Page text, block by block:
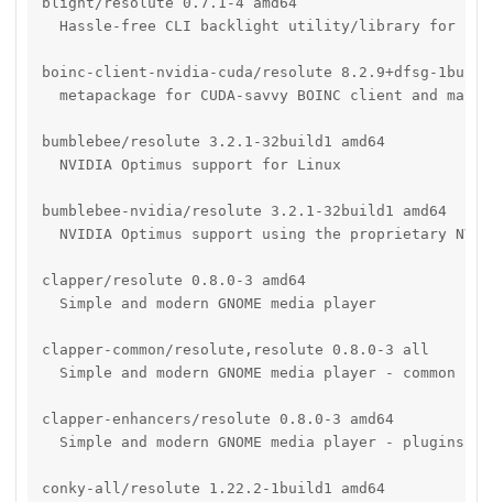
Hassle-free CLI backlight utility/library for
boinc-client-nvidia-cuda/resolute 8.2.9+dfsg-1build1
metapackage for CUDA-savvy BOINC client and
bumblebee/resolute 3.2.1-32build1 amd64
  NVIDIA Optimus support for Linux
bumblebee-nvidia/resolute 3.2.1-32build1 amd64
NVIDIA Optimus support using the proprietary
clapper/resolute 0.8.0-3 amd64
  Simple and modern GNOME media player
clapper-common/resolute,resolute 0.8.0-3 all
Simple and modern GNOME media player - common
clapper-enhancers/resolute 0.8.0-3 amd64
  Simple and modern GNOME media player - plugins
conky-all/resolute 1.22.2-1build1 amd64